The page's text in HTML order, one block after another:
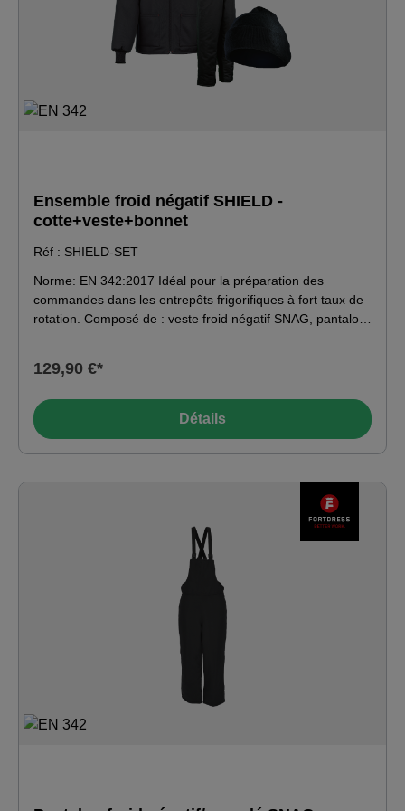
Ensemble froid négatif SHIELD -
cotte+veste+bonnet
Réf : SHIELD-SET
Norme: EN 342:2017 Idéal pour la préparation des
commandes dans les entrepôts frigorifiques à fort taux de
rotation. Composé de : veste froid négatif SNAG, pantalon
doublure : 100% polyester, isolation : 100% polyester 300
129,90 €*
Détails